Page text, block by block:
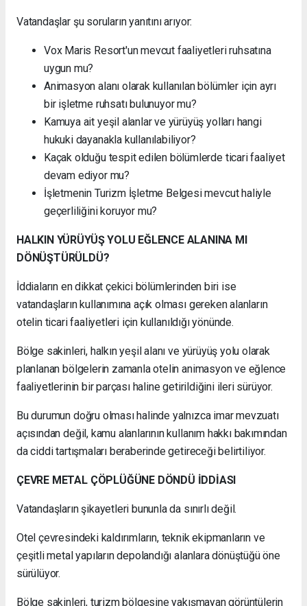
Vatandaşlar şu soruların yanıtını arıyor:
Vox Maris Resort'un mevcut faaliyetleri ruhsatına
uygun mu?
Animasyon alanı olarak kullanılan bölümler için ayrı
bir işletme ruhsatı bulunuyor mu?
Kamuya ait yeşil alanlar ve yürüyüş yolları hangi
hukuki dayanakla kullanılabiliyor?
Kaçak olduğu tespit edilen bölümlerde ticari faaliyet
devam ediyor mu?
İşletmenin Turizm İşletme Belgesi mevcut haliyle
geçerliliğini koruyor mu?
HALKIN YÜRÜYÜŞ YOLU EĞLENCE ALANINA MI
DÖNÜŞTÜRÜLDÜ?
İddiaların en dikkat çekici bölümlerinden biri ise
vatandaşların kullanımına açık olması gereken alanların
otelin ticari faaliyetleri için kullanıldığı yönünde.
Bölge sakinleri, halkın yeşil alanı ve yürüyüş yolu olarak
planlanan bölgelerin zamanla otelin animasyon ve eğlence
faaliyetlerinin bir parçası haline getirildiğini ileri sürüyor.
Bu durumun doğru olması halinde yalnızca imar mevzuatı
açısından değil, kamu alanlarının kullanım hakkı bakımından
da ciddi tartışmaları beraberinde getireceği belirtiliyor.
ÇEVRE METAL ÇÖPLÜĞÜNE DÖNDÜ İDDİASI
Vatandaşların şikayetleri bununla da sınırlı değil.
Otel çevresindeki kaldırımların, teknik ekipmanların ve
çeşitli metal yapıların depolandığı alanlara dönüştüğü öne
sürülüyor.
Bölge sakinleri, turizm bölgesine yakışmayan görüntülerin